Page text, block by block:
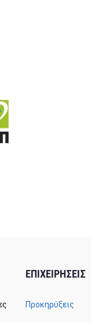
ΕΠΙΧΕΙΡΗΣΕΙΣ
Προκηρύξεις